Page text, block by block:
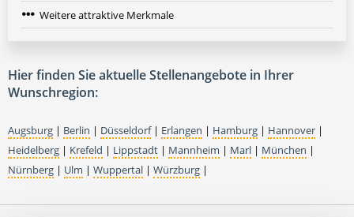
Weitere attraktive Merkmale
Hier finden Sie aktuelle Stellenangebote in Ihrer
Wunschregion:
Augsburg | Berlin | Düsseldorf| Erlangen | Hamburg | Hannover |
Heidelberg | Krefeld | Lippstadt | Mannheim | Marl | München |
Nürnberg | Ulm | Wuppertal | Würzburg |